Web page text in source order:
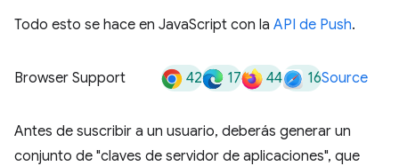
Todo esto se hace en JavaScript con la API de Push.
Browser Support 42 17 44 16Source
Antes de suscribir a un usuario, deberás generar un
conjunto de "claves de servidor de aplicaciones", que